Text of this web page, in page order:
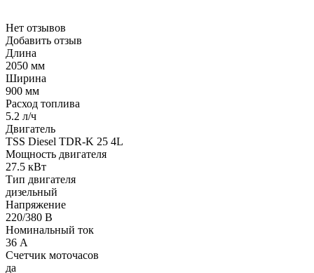
Нет отзывов
Добавить отзыв
Длина
2050 мм
Ширина
900 мм
Расход топлива
5.2 л/ч
Двигатель
TSS Diesel TDR-K 25 4L
Мощность двигателя
27.5 кВт
Тип двигателя
дизельный
Напряжение
220/380 В
Номинальный ток
36 А
Счетчик моточасов
да